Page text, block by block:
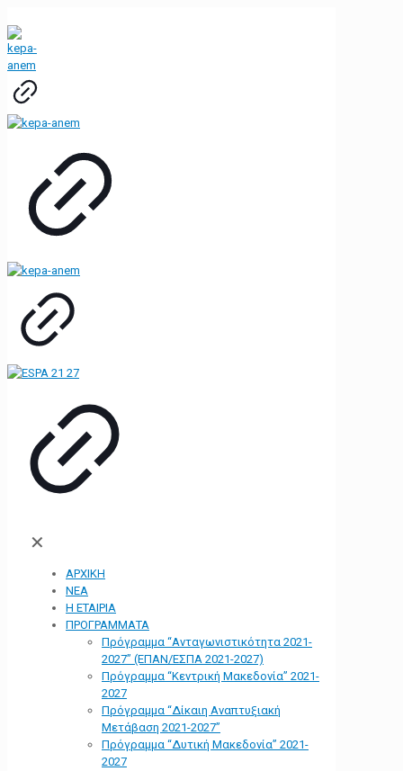
✕
ΑΡΧΙΚΗ
ΝΕΑ
Η ΕΤΑΙΡΙΑ
ΠΡΟΓΡΑΜΜΑΤΑ
Πρόγραμμα “Ανταγωνιστικότητα 2021-
2027” (ΕΠΑΝ/ΕΣΠΑ 2021-2027)
Πρόγραμμα “Κεντρική Μακεδονία” 2021-
2027
Πρόγραμμα “Δίκαιη Αναπτυξιακή
Μετάβαση 2021-2027”
Πρόγραμμα “Δυτική Μακεδονία” 2021-
2027